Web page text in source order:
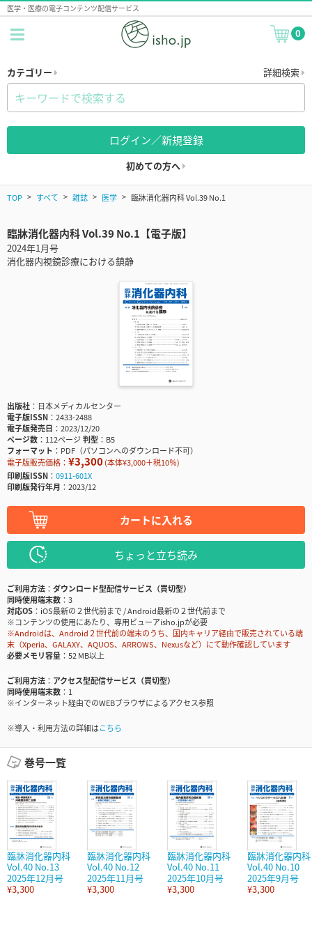
医学・医療の電子コンテンツ配信サービス
0
カテゴリー 詳細検索
ログイン／新規登録
初めての方へ
TOP すべて 雑誌 医学 臨牀消化器内科 Vol.39 No.1
臨牀消化器内科 Vol.39 No.1【電子版】
2024年1月号
消化器内視鏡診療における鎮静
出版社
日本メディカルセンター
電子版ISSN
2433-2488
電子版発売日
2023/12/20
ページ数
112ページ判型
B5
フォーマット
PDF（パソコンへのダウンロード不可）
電子版販売価格： ¥3,300(本体¥3,000＋税10％)
印刷版ISSN
0911-601X
印刷版発行年月
2023/12
カートに入れる
ちょっと立ち読み
ご利用方法
ダウンロード型配信サービス（買切型）
同時使用端末数
3
対応OS
iOS最新の２世代前まで / Android最新の２世代前まで
※コンテンツの使用にあたり、専用ビューアisho.jpが必要
※Androidは、Android２世代前の端末のうち、国内キャリア経由で販売されている端
末（Xperia、GALAXY、AQUOS、ARROWS、Nexusなど）にて動作確認しています
必要メモリ容量
52 MB以上
ご利用方法
アクセス型配信サービス（買切型）
同時使用端末数
1
※インターネット経由でのWEBブラウザによるアクセス参照
※導入・利用方法の詳細はこちら
巻号一覧
臨牀消化器内科
Vol.40 No.13
2025年12月号
¥3,300
臨牀消化器内科
Vol.40 No.12
2025年11月号
¥3,300
臨牀消化器内科
Vol.40 No.11
2025年10月号
¥3,300
臨牀消化器内科
Vol.40 No.10
2025年9月号
¥3,300